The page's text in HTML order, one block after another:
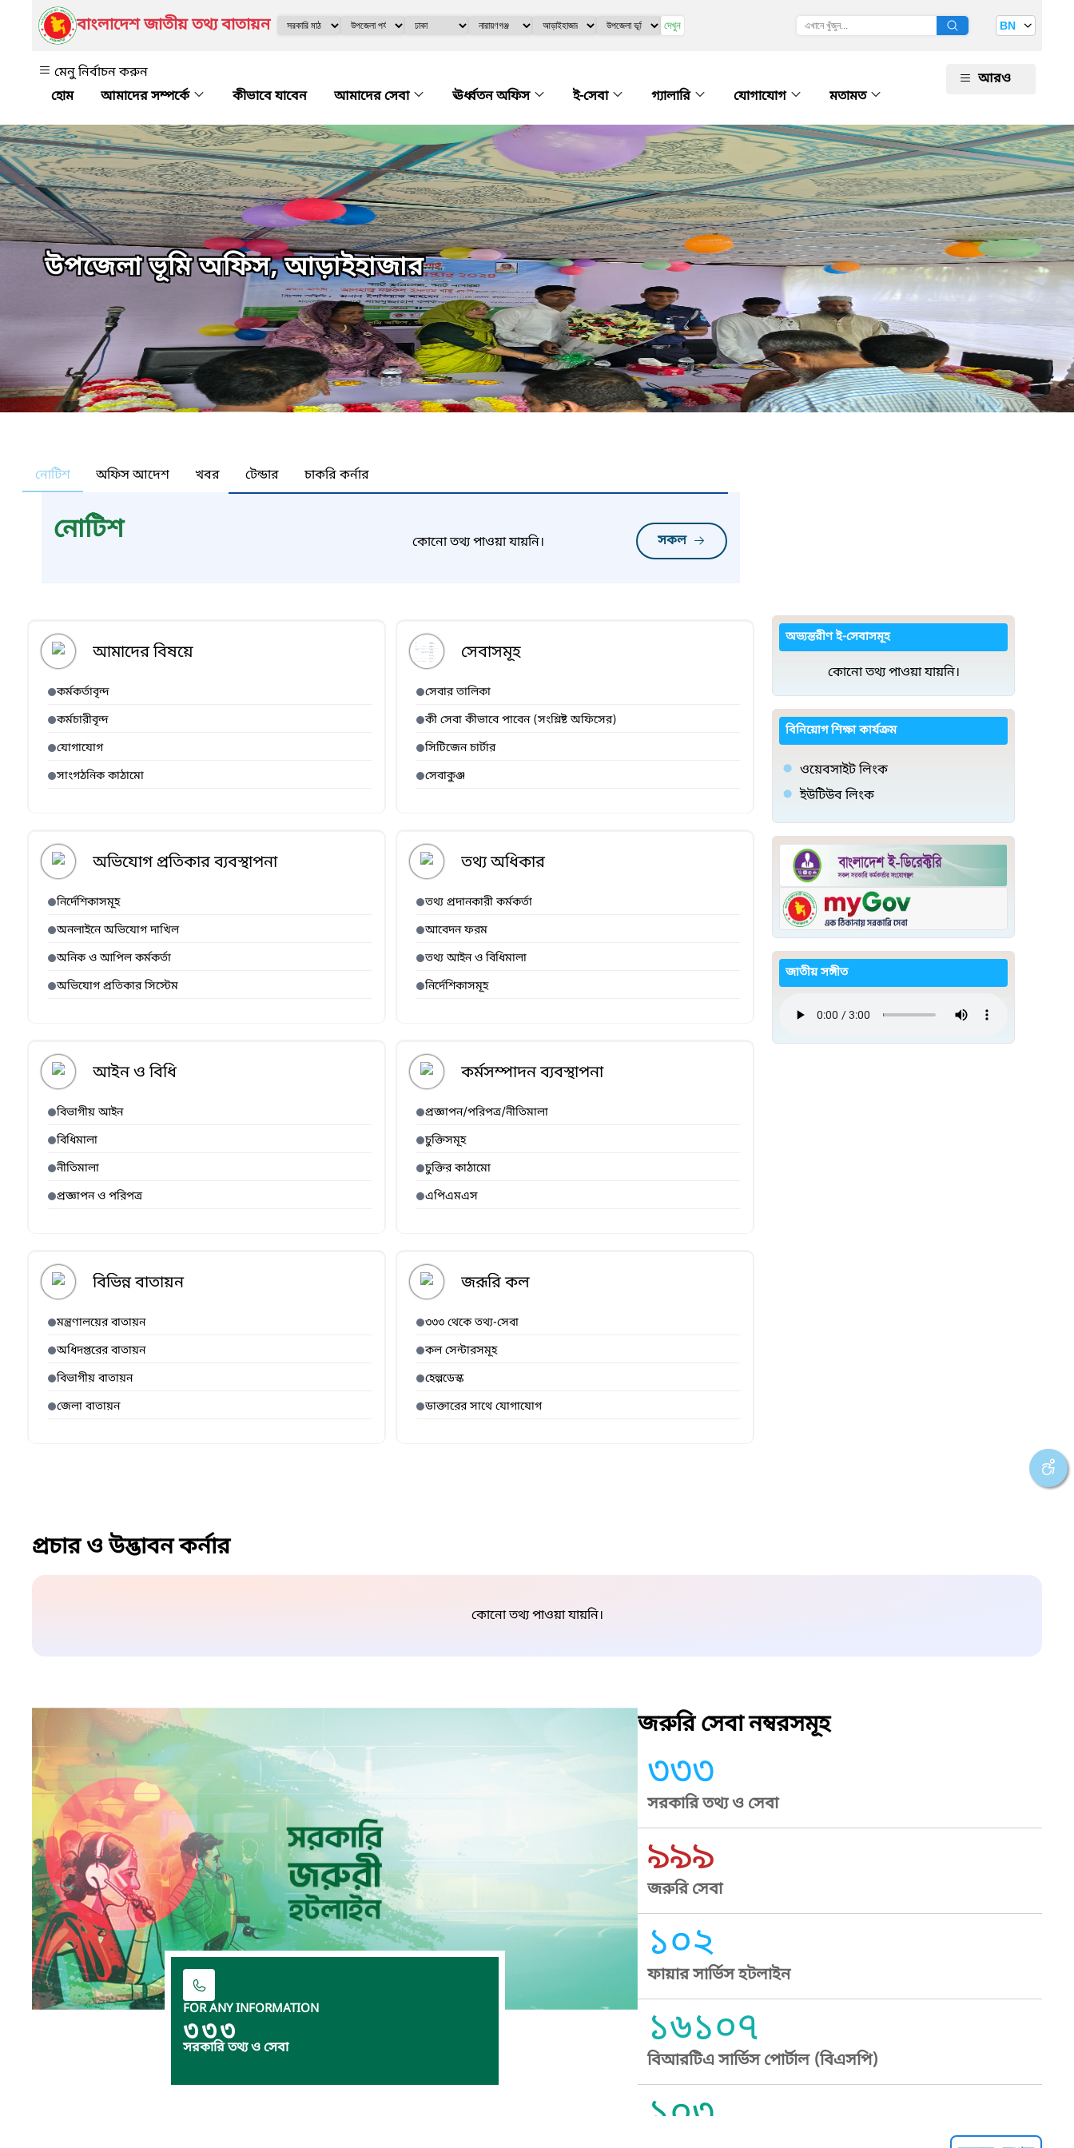
বাংলাদেশ জাতীয় তথ্য বাতায়ন দেখুন BN
মেনু নির্বাচন করুন
আমাদের সম্পর্কে
কীভাবে যাবেন আমাদের সেবা ঊর্ধ্বতন অফিস ই-সেবা গ্যালারি যোগাযোগ মতামত
আরও
উপজেলা ভূমি অফিস, আড়াইহাজার
নোটিশ অফিস আদেশ খবর টেন্ডার চাকরি কর্নার
নোটিশ সকল
কোনো তথ্য পাওয়া যায়নি।
আমাদের বিষয়ে
কর্মকর্তাবৃন্দ
কর্মচারীবৃন্দ
যোগাযোগ
সাংগঠনিক কাঠামো
সেবাসমূহ
সেবার তালিকা
কী সেবা কীভাবে পাবেন (সংশ্লিষ্ট অফিসের)
সিটিজেন চার্টার
সেবাকুঞ্জ
অভিযোগ প্রতিকার ব্যবস্থাপনা
নির্দেশিকাসমূহ
অনলাইনে অভিযোগ দাখিল
অনিক ও আপিল কর্মকর্তা
অভিযোগ প্রতিকার সিস্টেম
তথ্য অধিকার
তথ্য প্রদানকারী কর্মকর্তা
আবেদন ফরম
তথ্য আইন ও বিধিমালা
নির্দেশিকাসমূহ
আইন ও বিধি
বিভাগীয় আইন
বিধিমালা
নীতিমালা
প্রজ্ঞাপন ও পরিপত্র
কর্মসম্পাদন ব্যবস্থাপনা
প্রজ্ঞাপন/পরিপত্র/নীতিমালা
চুক্তিসমূহ
চুক্তির কাঠামো
এপিএমএস
বিভিন্ন বাতায়ন
মন্ত্রণালয়ের বাতায়ন
অধিদপ্তরের বাতায়ন
বিভাগীয় বাতায়ন
জেলা বাতায়ন
জরূরি কল
৩৩৩ থেকে তথ্য-সেবা
কল সেন্টারসমূহ
হেল্পডেস্ক
ডাক্তারের সাথে যোগাযোগ
অভ্যন্তরীণ ই-সেবাসমূহ
কোনো তথ্য পাওয়া যায়নি।
বিনিয়োগ শিক্ষা কার্যক্রম
ওয়েবসাইট লিংক
ইউটিউব লিংক
জাতীয় সঙ্গীত
প্রচার ও উদ্ভাবন কর্নার
কোনো তথ্য পাওয়া যায়নি।
FOR ANY INFORMATION
৩৩৩
সরকারি তথ্য ও সেবা
জরুরি সেবা নম্বরসমূহ
৩৩৩
সরকারি তথ্য ও সেবা
৯৯৯
জরুরি সেবা
১০২
ফায়ার সার্ভিস হটলাইন
১৬১০৭
বিআরটিএ সার্ভিস পোর্টাল (বিএসপি)
১০৩